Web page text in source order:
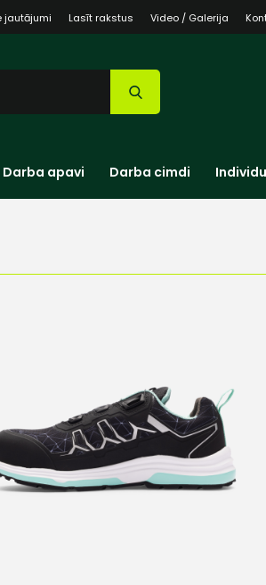
jautājumi Lasīt rakstus Video / Galerija
Darba apavi Darba cimdi